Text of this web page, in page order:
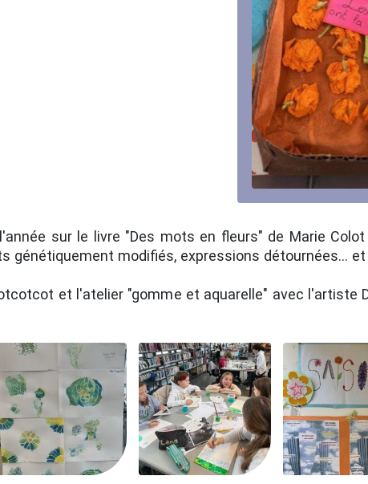
sur le livre "Des mots en fleurs" de Marie
génétiquement modifiés, expressions détournées...
et l'atelier "gomme et aquarelle" avec l'artiste